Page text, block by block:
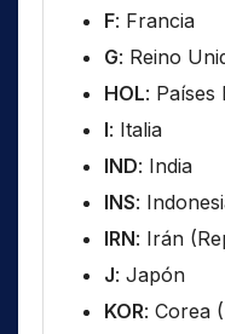
F: Francia
G: Reino
HOL: Países
I: Italia
IND: India
INS:
IRN: Irán
J: Japón
KOR: Corea